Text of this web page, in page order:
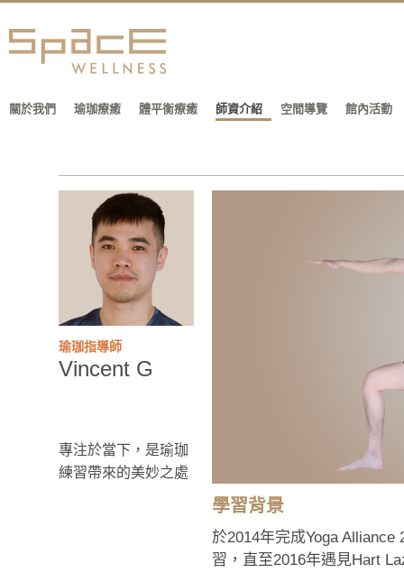
關於我們 瑜珈療癒 體平衡療癒 師資介紹 空間導覽 館內活動
瑜珈指導師
Vincent G
專注於當下，是瑜珈
練習帶來的美妙之處
學習背景
於2014年完成Yoga
習，直至2016年遇見Hart